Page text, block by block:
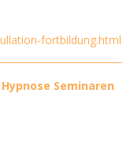
fortbildung.html
Seminaren